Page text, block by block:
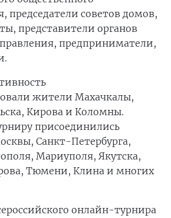
председатели советов домов,
представители органов
предприниматели,
жители Махачкалы,
Кирова и Коломны.
присоединились
Санкт-Петербурга,
Мариуполя, Якутска,
Тюмени, Клина и многих
онлайн-турнира